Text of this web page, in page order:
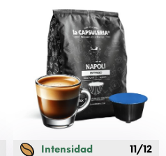
Intensidad
11/12